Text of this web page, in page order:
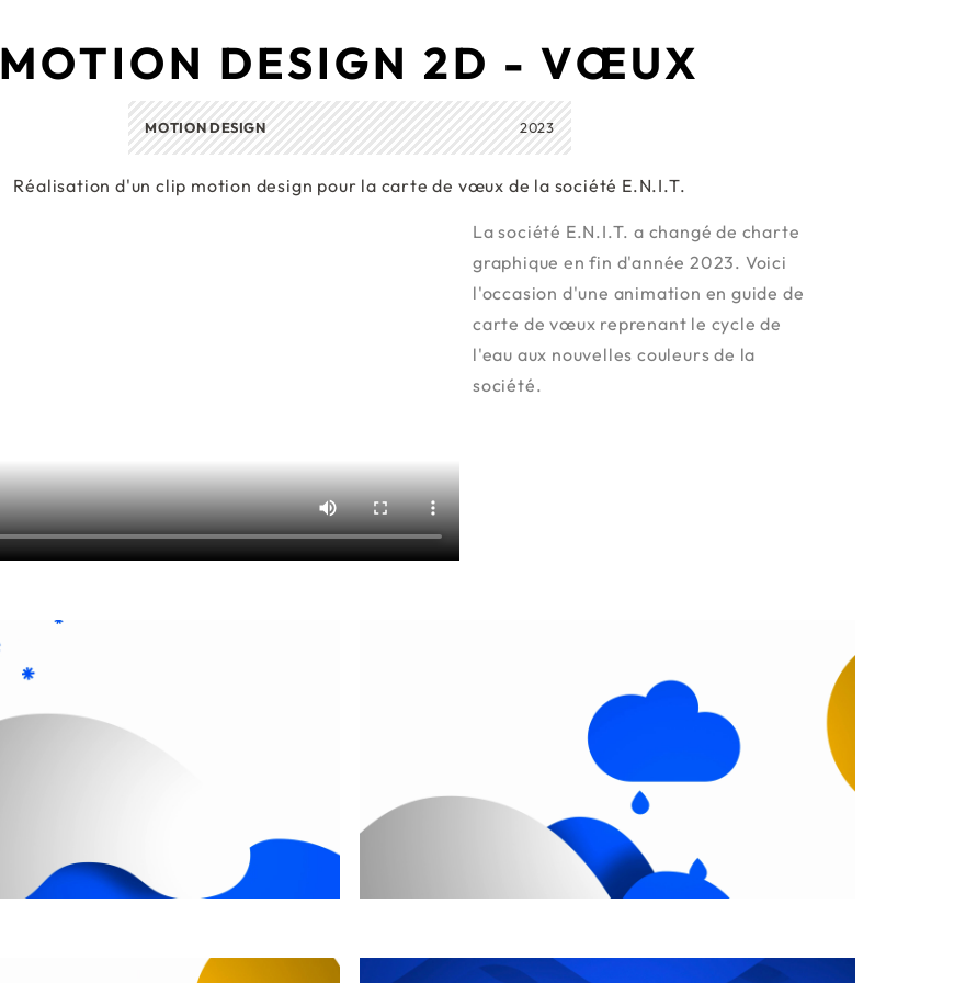
MOTION DESIGN 2D - VŒUX
MOTION DESIGN 2023
Réalisation d'un clip motion design pour la carte de vœux de la société E.N.I.T.
La société E.N.I.T. a changé de charte
graphique en fin d'année 2023. Voici
l'occasion d'une animation en guide de
carte de vœux reprenant le cycle de
l'eau aux nouvelles couleurs de la
société.